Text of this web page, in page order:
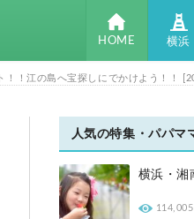
HOME 横浜
！江の島へ宝探しにでかけよう！！
人気の特集・パパマ
横浜・湘
114,005